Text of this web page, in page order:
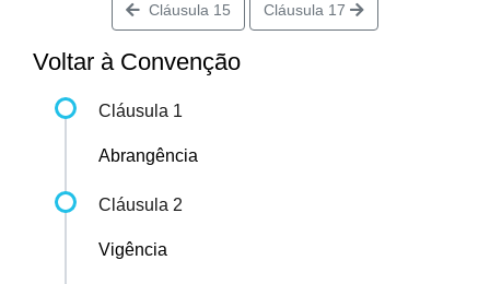
Cláusula 15 Cláusula 17
Voltar à Convenção
Cláusula 1
Abrangência
Cláusula 2
Vigência